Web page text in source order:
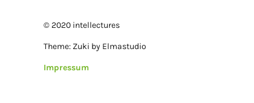
© 2020 intellectures
Theme: Zuki by Elmastudio
Impressum